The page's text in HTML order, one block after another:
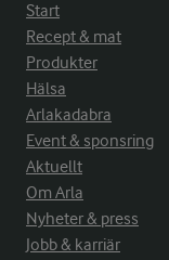
Start
Recept & mat
Produkter
Hälsa
Arlakadabra
Event & sponsring
Aktuellt
Om Arla
Nyheter & press
Jobb & karriär